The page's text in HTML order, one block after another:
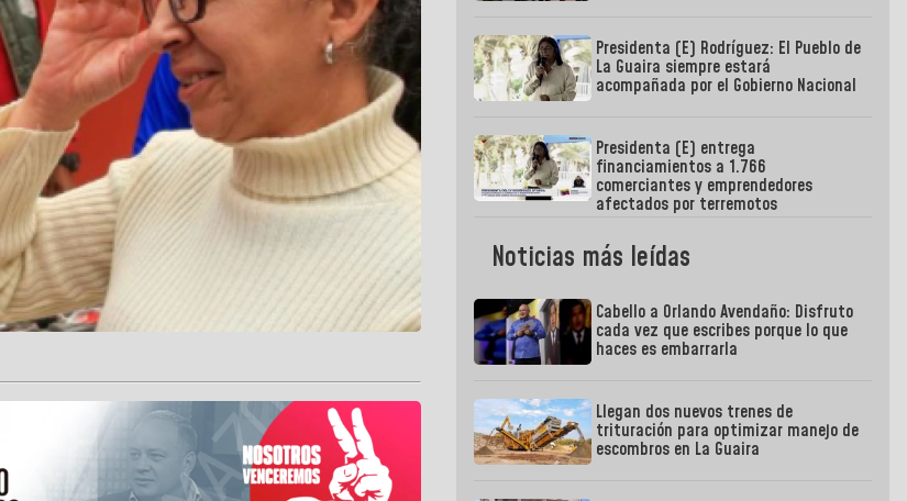
Presidenta (E) Rodríguez: El Pueblo de
La Guaira siempre estará
acompañada por el Gobierno Nacional
Presidenta (E) entrega
financiamientos a 1.766
comerciantes y emprendedores
afectados por terremotos
Noticias más leídas
Cabello a Orlando Avendaño: Disfruto
cada vez que escribes porque lo que
haces es embarrarla
Llegan dos nuevos trenes de
trituración para optimizar manejo de
escombros en La Guaira